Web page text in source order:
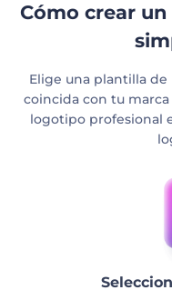
Cómo crear
Elige una plantilla de
coincida con tu marca
logotipo profesional